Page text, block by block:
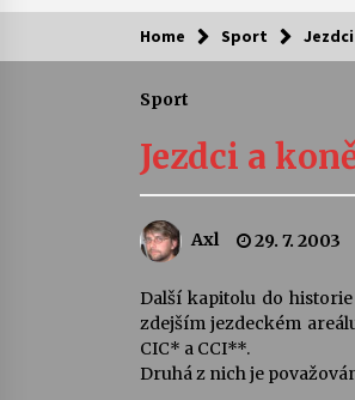
Kam za
4. 8.
Quijotova
28. 7.
Miller
Home Sport
Sport
Jezdci a
Axl 29. 7. 2003
Další kapitolu do
zdejším jezdeckém
CIC* a CCI**.
Druhá z nich je